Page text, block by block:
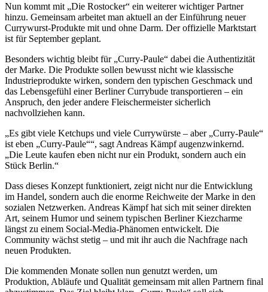
Nun kommt mit „Die Rostocker“ ein weiterer wichtiger Partner
hinzu. Gemeinsam arbeitet man aktuell an der Einführung neuer
Currywurst-Produkte mit und ohne Darm. Der offizielle Marktstart
ist für September geplant.
Besonders wichtig bleibt für „Curry-Paule“ dabei die Authentizität
der Marke. Die Produkte sollen bewusst nicht wie klassische
Industrieprodukte wirken, sondern den typischen Geschmack und
das Lebensgefühl einer Berliner Currybude transportieren – ein
Anspruch, den jeder andere Fleischermeister sicherlich
nachvollziehen kann.
„Es gibt viele Ketchups und viele Currywürste – aber „Curry-Paule“
ist eben „Curry-Paule““, sagt Andreas Kämpf augenzwinkernd.
„Die Leute kaufen eben nicht nur ein Produkt, sondern auch ein
Stück Berlin.“
Dass dieses Konzept funktioniert, zeigt nicht nur die Entwicklung
im Handel, sondern auch die enorme Reichweite der Marke in den
sozialen Netzwerken. Andreas Kämpf hat sich mit seiner direkten
Art, seinem Humor und seinem typischen Berliner Kiezcharme
längst zu einem Social-Media-Phänomen entwickelt. Die
Community wächst stetig – und mit ihr auch die Nachfrage nach
neuen Produkten.
Die kommenden Monate sollen nun genutzt werden, um
Produktion, Abläufe und Qualität gemeinsam mit allen Partnern final